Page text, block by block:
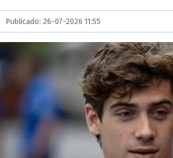
Publicado: 26-07-2026 11:55